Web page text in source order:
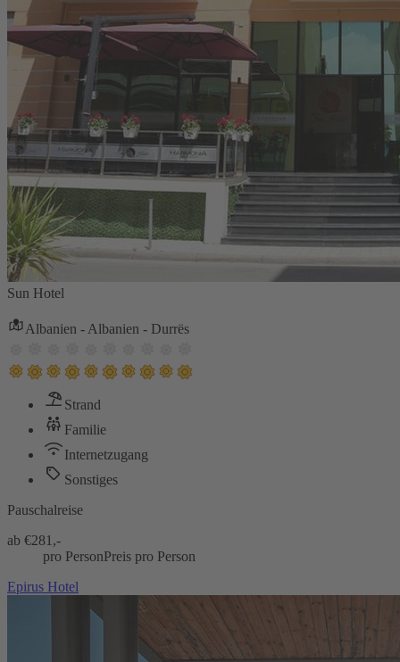
Sun Hotel
Albanien - Albanien - Durrës
Strand
Familie
Internetzugang
Sonstiges
Pauschalreise
ab €281,-
pro PersonPreis pro Person
Epirus Hotel